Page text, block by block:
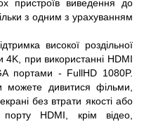
пристроїв виведення до
з одним з урахуванням
високої роздільної
4K, при використанні HDMI
портами - FullHD 1080P.
можете дивитися фільми,
без втрати якості або
HDMI, крім відео,